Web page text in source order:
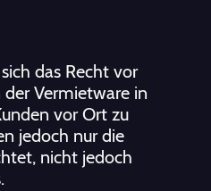
das Recht vor
Vermietware in
vor Ort zu
jedoch nur die
nicht jedoch